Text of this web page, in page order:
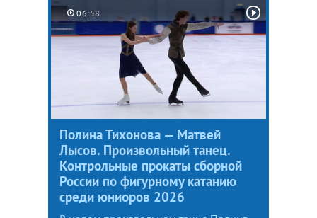
06:58
Полина Тихонова — Матвей
Лысов. Произвольный танец.
Контрольные прокаты сборной
России по фигурному катанию
среди юниоров 2026